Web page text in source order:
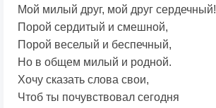
Мой милый друг, мой друг сердечный!
Порой сердитый и смешной,
Порой веселый и беспечный,
Но в общем милый и родной.
Хочу сказать слова свои,
Чтоб ты почувствовал сегодня